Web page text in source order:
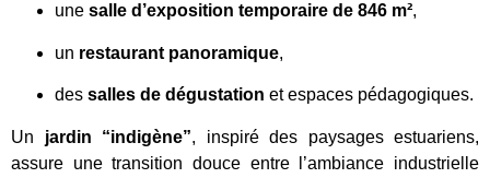
une salle d’exposition temporaire de 846 m²,
un restaurant panoramique,
des salles de dégustation et espaces pédagogiques.
Un jardin “indigène”, inspiré des paysages estuariens,
assure une transition douce entre l’ambiance industrielle